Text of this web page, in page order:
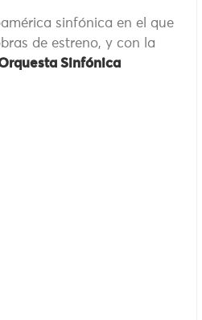
sinfónica en el que
de estreno, y con la
Sinfónica